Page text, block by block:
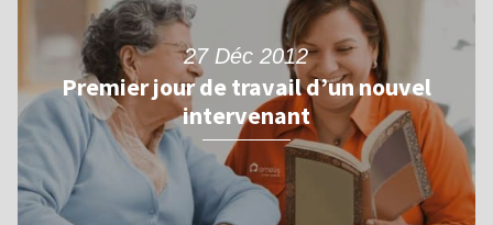
27 Déc 2012
Premier jour de travail d’un nouvel
intervenant